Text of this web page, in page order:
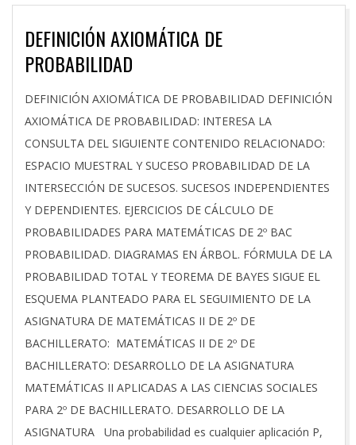
DEFINICIÓN AXIOMÁTICA DE
PROBABILIDAD
2026-
04-
04
DEFINICIÓN AXIOMÁTICA DE PROBABILIDAD DEFINICIÓN
AXIOMÁTICA DE PROBABILIDAD: INTERESA LA
CONSULTA DEL SIGUIENTE CONTENIDO RELACIONADO:
ESPACIO MUESTRAL Y SUCESO PROBABILIDAD DE LA
INTERSECCIÓN DE SUCESOS. SUCESOS INDEPENDIENTES
Y DEPENDIENTES. EJERCICIOS DE CÁLCULO DE
PROBABILIDADES PARA MATEMÁTICAS DE 2º BAC
PROBABILIDAD. DIAGRAMAS EN ÁRBOL. FÓRMULA DE LA
PROBABILIDAD TOTAL Y TEOREMA DE BAYES SIGUE EL
ESQUEMA PLANTEADO PARA EL SEGUIMIENTO DE LA
ASIGNATURA DE MATEMÁTICAS II DE 2º DE
BACHILLERATO: MATEMÁTICAS II DE 2º DE
BACHILLERATO: DESARROLLO DE LA ASIGNATURA
MATEMÁTICAS II APLICADAS A LAS CIENCIAS SOCIALES
PARA 2º DE BACHILLERATO. DESARROLLO DE LA
ASIGNATURA Una probabilidad es cualquier aplicación P,